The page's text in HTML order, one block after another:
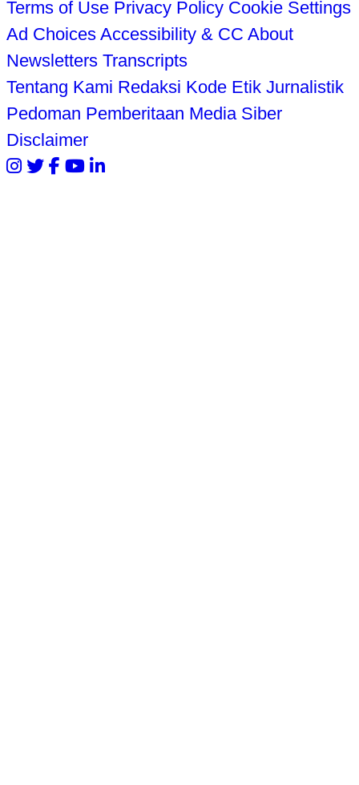
Terms of Use Privacy Policy Cookie Settings
Ad Choices Accessibility & CC About
Newsletters Transcripts
Tentang Kami Redaksi Kode Etik Jurnalistik
Pedoman Pemberitaan Media Siber
Disclaimer